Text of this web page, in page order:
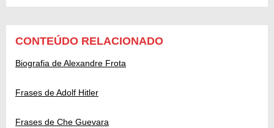
CONTEÚDO RELACIONADO
Biografia de Alexandre Frota
Frases de Adolf Hitler
Frases de Che Guevara